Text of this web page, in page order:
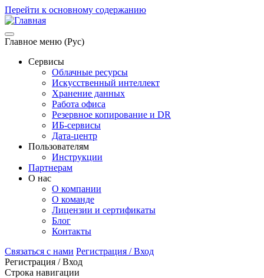
Перейти к основному содержанию
Главное меню (Рус)
Сервисы
Облачные ресурсы
Искусственный интеллект
Хранение данных
Работа офиса
Резервное копирование и DR
ИБ-сервисы
Дата-центр
Пользователям
Инструкции
Партнерам
О нас
О компании
О команде
Лицензии и сертификаты
Блог
Контакты
Связаться с нами Регистрация / Вход
Регистрация / Вход
Строка навигации